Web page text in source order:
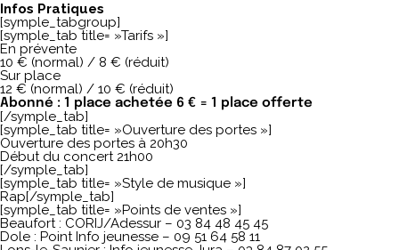
Infos Pratiques
[symple_tabgroup]
[symple_tab title= »Tarifs »]
En prévente
10 € (normal) / 8 € (réduit)
Sur place
12 € (normal) / 10 € (réduit)
Abonné : 1 place achetée 6 € = 1 place offerte
[/symple_tab]
[symple_tab title= »Ouverture des portes »]
Ouverture des portes à 20h30
Début du concert 21h00
[/symple_tab]
[symple_tab title= »Style de musique »]
Rap[/symple_tab]
[symple_tab title= »Points de ventes »]
Beaufort : CORIJ/Adessur – 03 84 48 45 45
Dole : Point Info jeunesse – 09 51 64 58 11